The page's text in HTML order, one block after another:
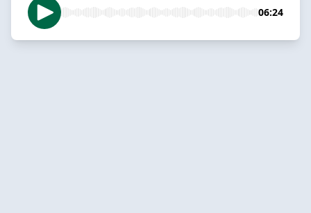
06:24